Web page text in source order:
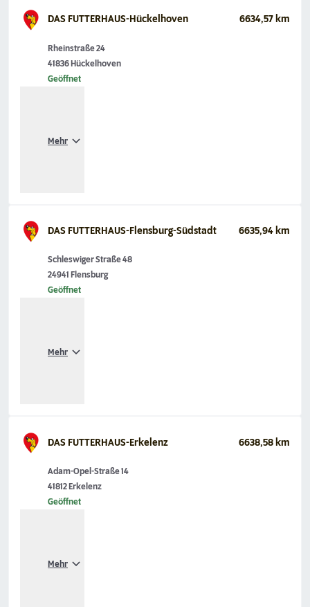
DAS FUTTERHAUS-Hückelhoven 6634,57 km
Rheinstraße 24
41836 Hückelhoven
Geöffnet
Mehr
DAS FUTTERHAUS-Flensburg-Südstadt 6635,94 km
Schleswiger Straße 48
24941 Flensburg
Geöffnet
Mehr
DAS FUTTERHAUS-Erkelenz 6638,58 km
Adam-Opel-Straße 14
41812 Erkelenz
Geöffnet
Mehr